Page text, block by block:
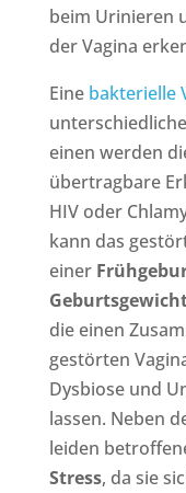
beim Urinieren
der Vagina
Eine bakterielle
einen werden
übertragbare
HIV oder
kann das
einer
die einen
gestörten
Dysbiose und
lassen. Neben
leiden
Stress, da sie